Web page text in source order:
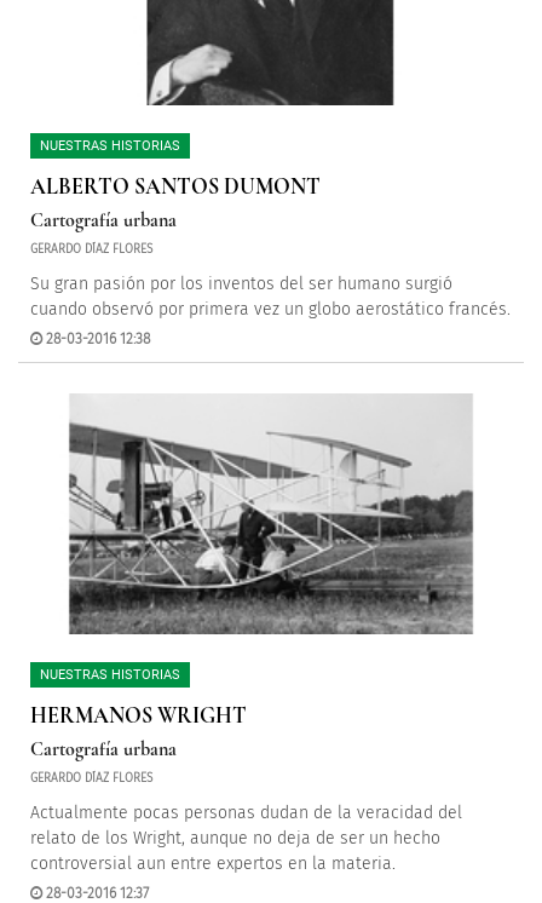
NUESTRAS HISTORIAS
ALBERTO SANTOS DUMONT
Cartografía urbana
GERARDO DÍAZ FLORES
Su gran pasión por los inventos del ser humano surgió
cuando observó por primera vez un globo aerostático francés.
28-03-2016 12:38
NUESTRAS HISTORIAS
HERMANOS WRIGHT
Cartografía urbana
GERARDO DÍAZ FLORES
Actualmente pocas personas dudan de la veracidad del
relato de los Wright, aunque no deja de ser un hecho
controversial aun entre expertos en la materia.
28-03-2016 12:37